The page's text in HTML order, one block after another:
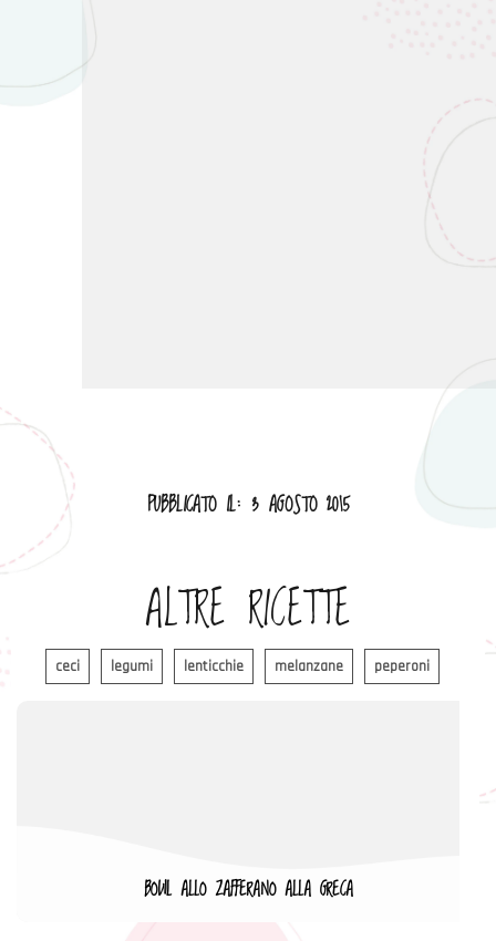
PUBBLICATO IL: 3 AGOSTO 2015
ALTRE RICETTE
ceci legumi lenticchie melanzane peperoni
BOWL ALLO ZAFFERANO ALLA GRECA